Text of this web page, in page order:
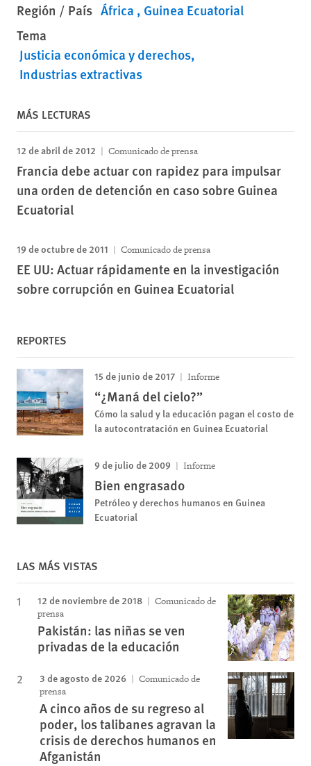
Región / País África Guinea Ecuatorial
Tema
Justicia económica y derechos
Industrias extractivas
MÁS LECTURAS
12 de abril de 2012 Comunicado de prensa
Francia debe actuar con rapidez para impulsar
una orden de detención en caso sobre Guinea
Ecuatorial
19 de octubre de 2011 Comunicado de prensa
EE UU: Actuar rápidamente en la investigación
sobre corrupción en Guinea Ecuatorial
REPORTES
15 de junio de 2017 Informe
“¿Maná del cielo?”
Cómo la salud y la educación pagan el costo de
la autocontratación en Guinea Ecuatorial
9 de julio de 2009 Informe
Bien engrasado
Petróleo y derechos humanos en Guinea
Ecuatorial
LAS MÁS VISTAS
12 de noviembre de 2018
Comunicado de
prensa
Pakistán: las niñas se ven
privadas de la educación
3 de agosto de 2026
Comunicado de
prensa
A cinco años de su regreso al
poder, los talibanes agravan la
crisis de derechos humanos en
Afganistán